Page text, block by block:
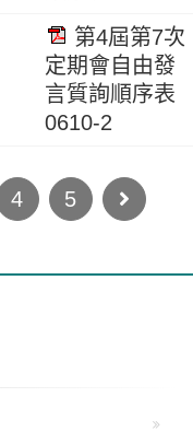
第4屆第7次
定期會自由發
言質詢順序表
0610-2
4 5 Next